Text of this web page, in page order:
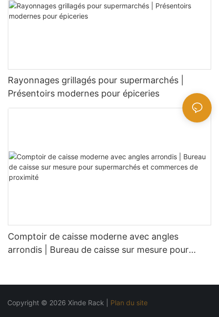
Rayonnages grillagés pour supermarchés |
Présentoirs modernes pour épiceries
Comptoir de caisse moderne avec angles
arrondis | Bureau de caisse sur mesure pour
Copyright © 2026 Xinde Rack | Plan du site